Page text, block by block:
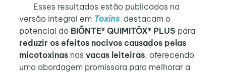
Esses resultados estão publicados na
versão integral em Toxins destacam o
potencial do BIŌNTE® QUIMITŌX® PLUS para
reduzir os efeitos nocivos causados pelas
micotoxinasnas vacas leiteiras, oferecendo
uma abordagem promissora para melhorar a